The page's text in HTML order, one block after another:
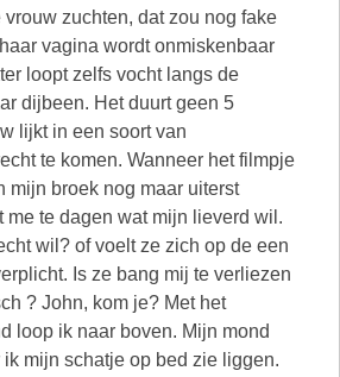
zuchten, dat zou nog fake
vagina wordt onmiskenbaar
loopt zelfs vocht langs de
dijbeen. Het duurt geen 5
lijkt in een soort van
te komen. Wanneer het filmpje
mijn broek nog maar uiterst
me te dagen wat mijn lieverd wil.
wil? of voelt ze zich op de een
Is ze bang mij te verliezen
? John, kom je? Met het
loop ik naar boven. Mijn mond
mijn schatje op bed zie liggen.